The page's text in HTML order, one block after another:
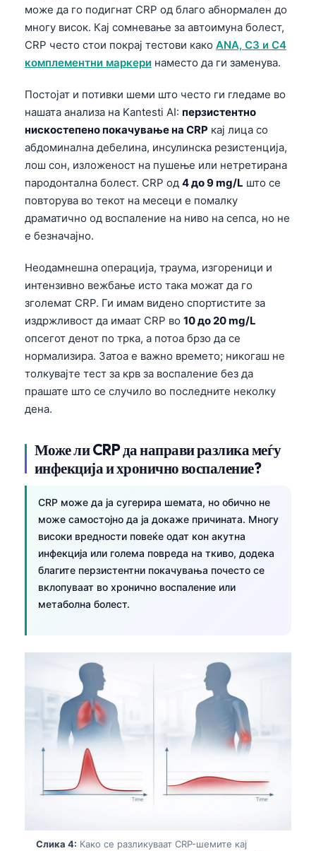
може да го подигнат CRP од благо абнормален до
многу висок. Кај сомневање за автоимуна болест,
CRP често стои покрај тестови како ANA, C3 и C4
комплементни маркери наместо да ги заменува.
Постојат и потивки шеми што често ги гледаме во
нашата анализа на Kantesti AI: перзистентно
нискостепено покачување на CRP кај лица со
абдоминална дебелина, инсулинска резистенција,
лош сон, изложеност на пушење или нетретирана
пародонтална болест. CRP од 4 до 9 mg/L што се
повторува во текот на месеци е помалку
драматично од воспаление на ниво на сепса, но не
е безначајно.
Неодамнешна операција, траума, изгореници и
интензивно вежбање исто така можат да го
зголемат CRP. Ги имам видено спортистите за
издржливост да имаат CRP во 10 до 20 mg/L
опсегот денот по трка, а потоа брзо да се
нормализира. Затоа е важно времето; никогаш не
толкувајте тест за крв за воспаление без да
прашате што се случило во последните неколку
дена.
Може ли CRP да направи разлика меѓу
инфекција и хронично воспаление?
CRP може да ја сугерира шемата, но обично не
може самостојно да ја докаже причината. Многу
високи вредности повеќе одат кон акутна
инфекција или голема повреда на ткиво, додека
благите перзистентни покачувања почесто се
вклопуваат во хронично воспаление или
метаболна болест.
Слика 4: Како се разликуваат CRP-шемите кај